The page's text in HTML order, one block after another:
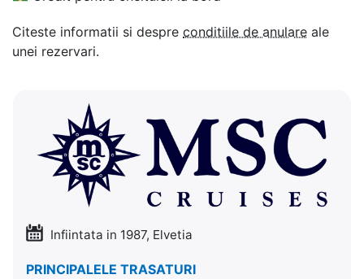
Citeste informatii si despre conditiile de anulare ale
unei rezervari.
Infiintata in 1987, Elvetia
PRINCIPALELE TRASATURI